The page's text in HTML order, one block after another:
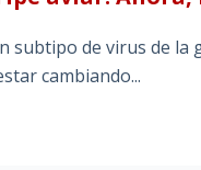
subtipo de virus de
cambiando...